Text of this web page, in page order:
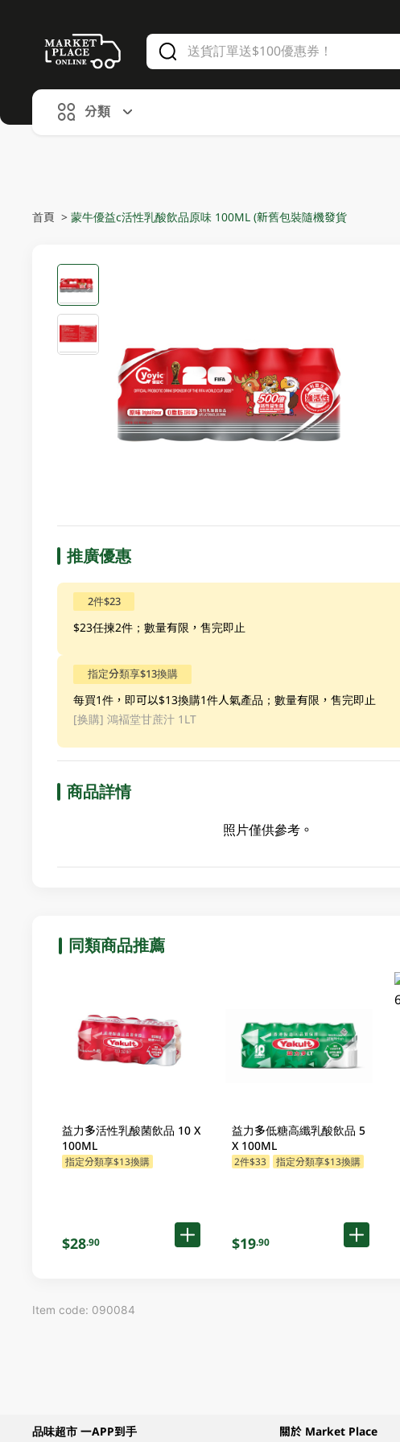
alid Until 30 June 2026
分類
首頁 > 蒙牛優益c活性乳酸飲品原味 100ML (新舊包裝隨機發貨
推廣優惠
2件$23
$23任揀2件；數量有限，售完即止
指定分類享$13換購
每買1件，即可以$13換購1件人氣產品；數量有限，售完即止
[换購] 鴻褔堂甘蔗汁 1LT
商品詳情
照片僅供參考。
同類商品推薦
益力多活性乳酸菌飲品 10 X
100ML
指定分類享$13換購
$28.90
益力多低糖高纖乳酸飲品 5
X 100ML
2件$33 指定分類享$13換購
$19.90
Item code: 090084
品味超市 一APP到手 關於 Market Place